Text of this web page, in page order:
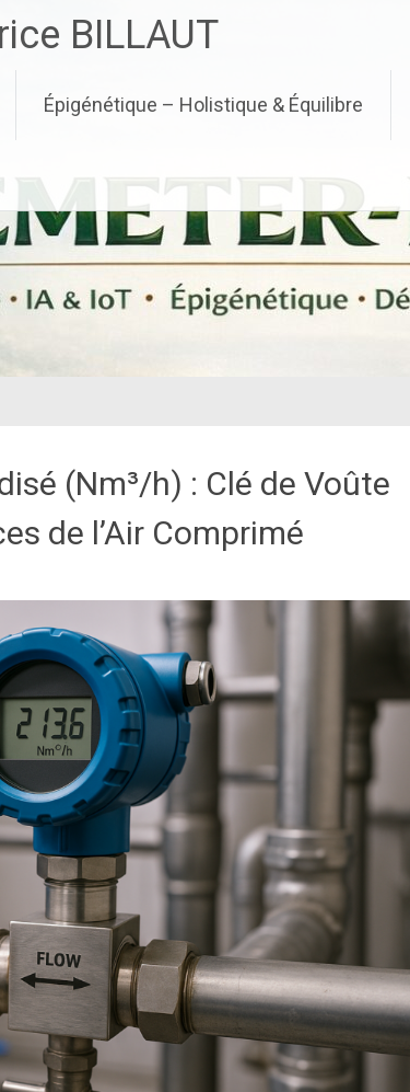
BILLAUT
Épigénétique – Holistique & Équilibre
(Nm³/h) : Clé de Voûte
de l’Air Comprimé